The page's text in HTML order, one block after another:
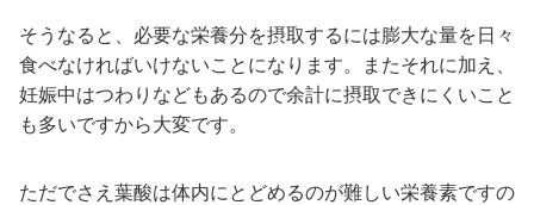
そうなると、必要な栄養分を摂取するには膨大な量を日々
食べなければいけないことになります。またそれに加え、
妊娠中はつわりなどもあるので余計に摂取できにくいこと
も多いですから大変です。
ただでさえ葉酸は体内にとどめるのが難しい栄養素ですの